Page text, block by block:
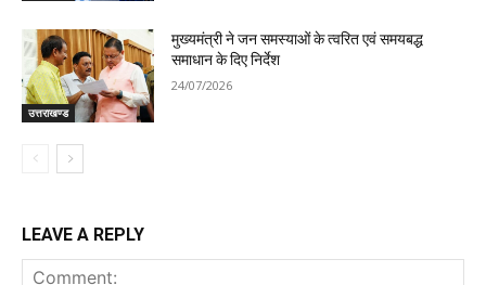
उत्तराखण्ड
मुख्यमंत्री ने जन समस्याओं के त्वरित एवं समयबद्ध
समाधान के दिए निर्देश
24/07/2026
LEAVE A REPLY